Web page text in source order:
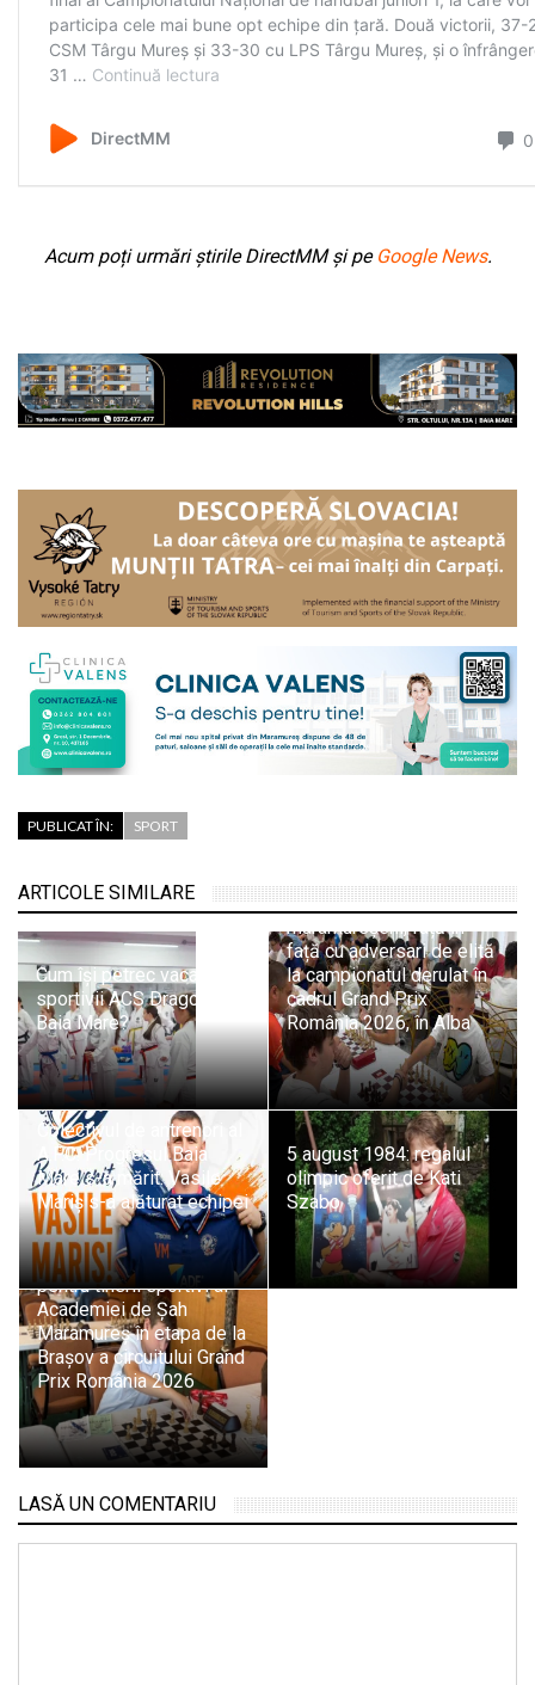
Acum poți urmări știrile DirectMM și pe Google News.
PUBLICAT ÎN: SPORT
ARTICOLE SIMILARE
Cum își petrec vacanța
sportivii ACS Dragonul
Baia Mare?
Nouă șahiști
maramureșeni, față în
față cu adversari de elită
la campionatul derulat în
cadrul Grand Prix
România 2026, în Alba
Colectivul de antrenori al
A.F.C. Progresul Baia
Mare s-a mărit: Vasile
Mariș s-a alăturat echipei
5 august 1984: regalul
olimpic oferit de Kati
Szabo
Evoluții promițătoare
pentru tinerii sportivi ai
Academiei de Șah
Maramureș în etapa de la
Brașov a circuitului Grand
Prix România 2026
LASĂ UN COMENTARIU